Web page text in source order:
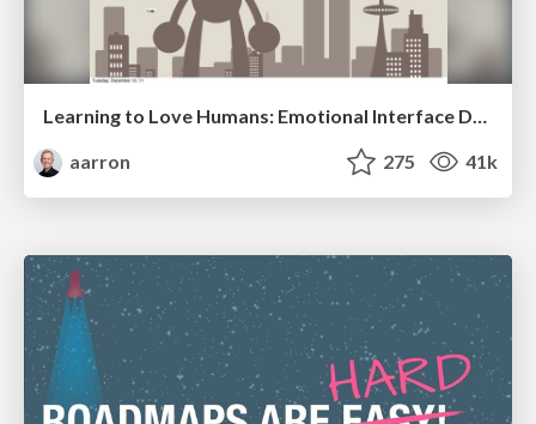
Learning to Love Humans: Emotional Interface Design
aarron
275 41k